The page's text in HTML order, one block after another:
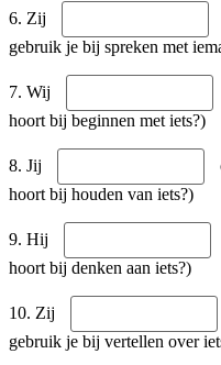
6. Zij
gebruik je bij spreken met
7. Wij
hoort bij beginnen met iets?)
8. Jij
hoort bij houden van iets?)
9. Hij
hoort bij denken aan iets?)
10. Zij
gebruik je bij vertellen over